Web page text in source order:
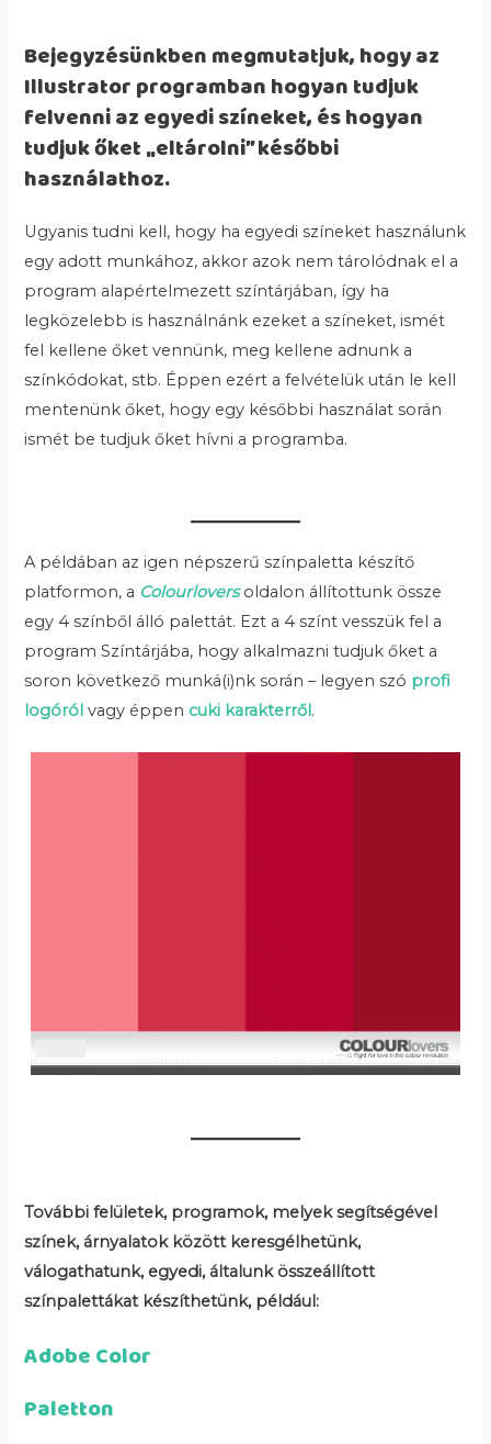
Bejegyzésünkben megmutatjuk, hogy az
Illustrator programban hogyan tudjuk
felvenni az egyedi színeket, és hogyan
tudjuk őket „eltárolni” későbbi
használathoz.
Ugyanis tudni kell, hogy ha egyedi színeket használunk
egy adott munkához, akkor azok nem tárolódnak el a
program alapértelmezett színtárjában, így ha
legközelebb is használnánk ezeket a színeket, ismét
fel kellene őket vennünk, meg kellene adnunk a
színkódokat, stb. Éppen ezért a felvételük után le kell
mentenünk őket, hogy egy későbbi használat során
ismét be tudjuk őket hívni a programba.
A példában az igen népszerű színpaletta készítő
platformon, a Colourloversoldalon állítottunk össze
egy 4 színből álló palettát. Ezt a 4 színt vesszük fel a
program Színtárjába, hogy alkalmazni tudjuk őket a
soron következő munká(i)nk során – legyen szó profi
logóról vagy éppen cuki karakterről.
További felületek, programok, melyek segítségével
színek, árnyalatok között keresgélhetünk,
válogathatunk, egyedi, általunk összeállított
színpalettákat készíthetünk, például:
Adobe Color
Paletton